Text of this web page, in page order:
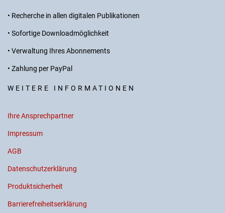
• Recherche in allen digitalen Publikationen
• Sofortige Downloadmöglichkeit
• Verwaltung Ihres Abonnements
• Zahlung per PayPal
WEITERE INFORMATIONEN
Ihre Ansprechpartner
Impressum
AGB
Datenschutzerklärung
Produktsicherheit
Barrierefreiheitserklärung